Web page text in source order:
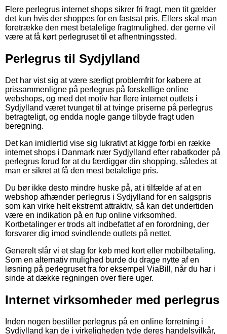
Flere perlegrus internet shops sikrer fri fragt, men tit gælder
det kun hvis der shoppes for en fastsat pris. Ellers skal man
foretrække den mest betalelige fragtmulighed, der gerne vil
være at få kørt perlegruset til et afhentningssted.
Perlegrus til Sydjylland
Det har vist sig at være særligt problemfrit for købere at
prissammenligne på perlegrus på forskellige online
webshops, og med det motiv har flere internet outlets i
Sydjylland været tvunget til at tvinge priserne på perlegrus
betragteligt, og endda nogle gange tilbyde fragt uden
beregning.
Det kan imidlertid vise sig lukrativt at kigge forbi en række
internet shops i Danmark nær Sydjylland efter rabatkoder på
perlegrus forud for at du færdiggør din shopping, således at
man er sikret at få den mest betalelige pris.
Du bør ikke desto mindre huske på, at i tilfælde af at en
webshop afhænder perlegrus i Sydjylland for en salgspris
som kan virke helt ekstremt attraktiv, så kan det undertiden
være en indikation på en fup online virksomhed.
Kortbetalinger er trods alt indbefattet af en forordning, der
forsvarer dig imod svindlende outlets på nettet.
Generelt slår vi et slag for køb med kort eller mobilbetaling.
Som en alternativ mulighed burde du drage nytte af en
løsning på perlegruset fra for eksempel ViaBill, når du har i
sinde at dække regningen over flere uger.
Internet virksomheder med perlegrus
Inden nogen bestiller perlegrus på en online forretning i
Sydjylland kan de i virkeligheden tyde deres handelsvilkår,